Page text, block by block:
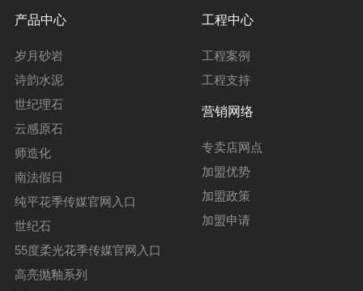
产品中心
岁月砂岩
诗韵水泥
世纪理石
云感原石
师造化
南法假日
纯平花季传媒官网入口
世纪石
55度柔光花季传媒官网入口
高亮抛釉系列
工程中心
工程案例
工程支持
营销网络
专卖店网点
加盟优势
加盟政策
加盟申请